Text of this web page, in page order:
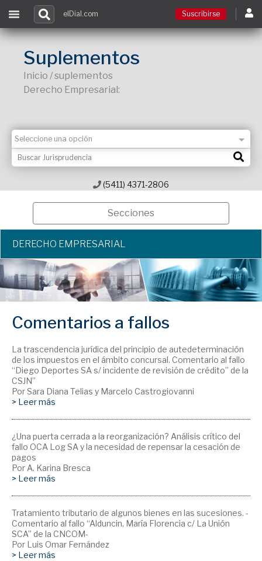
elDial.com Suscribirse
Suplementos
Inicio / suplementos
Derecho Empresarial:
(5411) 4371-2806
Secciones
DERECHO EMPRESARIAL
Comentarios a fallos
La trascendencia jurídica del principio de autedeterminación
de los impuestos en el ámbito concursal. Comentario al fallo
“Diego Deportes SA s/ incidente de revisión de crédito” de la
CSJN”
Por Sara Diana Telias y Marcelo Castrogiovanni
> Leer más
¿Una puerta cerrada a la reorganización? Análisis crítico del
fallo OCA Log SA y la necesidad de repensar la cesación de
pagos
Por A. Karina Bresca
> Leer más
Tratamiento tributario de algunos bienes en las sucesiones. -
Comentario al fallo “Alduncin, María Florencia c/ La Unión
SCA” de la CNCOM-
Por Luis Omar Fernández
> Leer más